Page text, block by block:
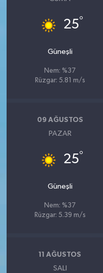
25°
Güneşli
Nem: %37
Rüzgar: 5.81 m/s
09 AĞUSTOS
PAZAR
25°
Güneşli
Nem: %37
Rüzgar: 5.39 m/s
11 AĞUSTOS
SALI